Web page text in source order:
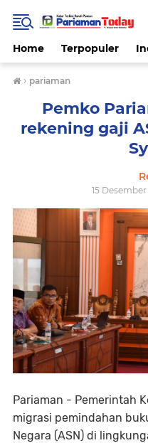
Home Terpopuler
› pariaman
Pemko
rekening gaji
15 Desember
Pariaman - Pemerintah
migrasi pemindahan
Negara (ASN) di